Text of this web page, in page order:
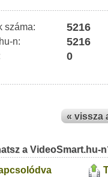
száma: 5216
n: 5216
0
« vissza
a VideoSmart.hu-